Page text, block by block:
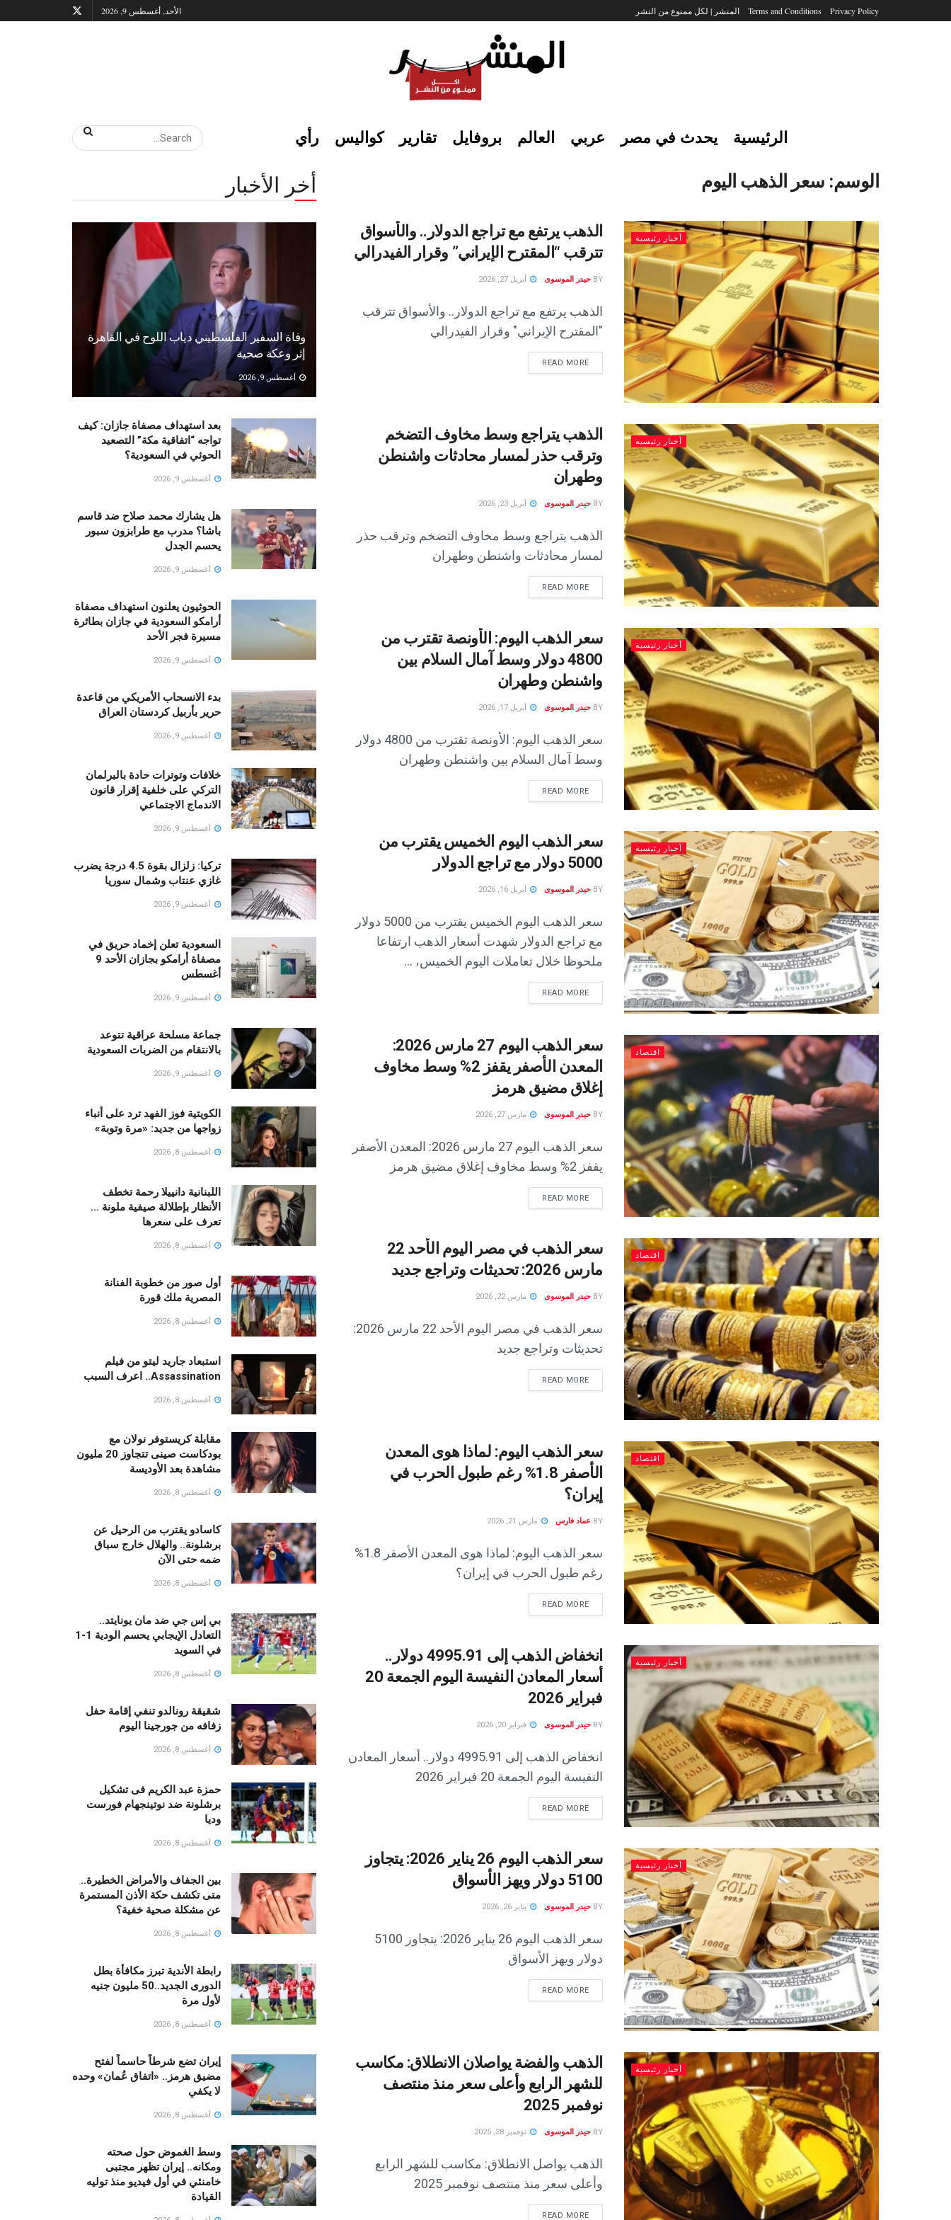
Privacy Policy
Terms and Conditions المنشر | لكل ممنوع من النشر الأحد, أغسطس 9, 2026
الرئيسية يحدث في مصر عربي العالم بروفايل تقارير كواليس رأي
الوسم: سعر الذهب اليوم
أخبار رئيسية
الذهب يرتفع مع تراجع الدولار.. والأسواق
تترقب “المقترح الإيراني” وقرار الفيدرالي
BY حيدر الموسوى أبريل 27, 2026
الذهب يرتفع مع تراجع الدولار.. والأسواق تترقب
"المقترح الإيراني" وقرار الفيدرالي
READ MORE
أخبار رئيسية
الذهب يتراجع وسط مخاوف التضخم
وترقب حذر لمسار محادثات واشنطن
وطهران
BY حيدر الموسوى أبريل 23, 2026
الذهب يتراجع وسط مخاوف التضخم وترقب حذر
لمسار محادثات واشنطن وطهران
READ MORE
أخبار رئيسية
سعر الذهب اليوم: الأونصة تقترب من
4800 دولار وسط آمال السلام بين
واشنطن وطهران
BY حيدر الموسوى أبريل 17, 2026
سعر الذهب اليوم: الأونصة تقترب من 4800 دولار
وسط آمال السلام بين واشنطن وطهران
READ MORE
أخبار رئيسية
سعر الذهب اليوم الخميس يقترب من
5000 دولار مع تراجع الدولار
BY حيدر الموسوى أبريل 16, 2026
سعر الذهب اليوم الخميس يقترب من 5000 دولار
مع تراجع الدولار شهدت أسعار الذهب ارتفاعا
ملحوظا خلال تعاملات اليوم الخميس، ...
READ MORE
اقتصاد
سعر الذهب اليوم 27 مارس 2026:
المعدن الأصفر يقفز 2% وسط مخاوف
إغلاق مضيق هرمز
BY حيدر الموسوى مارس 27, 2026
سعر الذهب اليوم 27 مارس 2026: المعدن الأصفر
يقفز 2% وسط مخاوف إغلاق مضيق هرمز
READ MORE
اقتصاد
سعر الذهب في مصر اليوم الأحد 22
مارس 2026: تحديثات وتراجع جديد
BY حيدر الموسوى مارس 22, 2026
سعر الذهب في مصر اليوم الأحد 22 مارس 2026:
تحديثات وتراجع جديد
READ MORE
اقتصاد
سعر الذهب اليوم: لماذا هوى المعدن
الأصفر 1.8% رغم طبول الحرب في
إيران؟
BY عماد فارس مارس 21, 2026
سعر الذهب اليوم: لماذا هوى المعدن الأصفر 1.8%
رغم طبول الحرب في إيران؟
READ MORE
أخبار رئيسية
انخفاض الذهب إلى 4995.91 دولار..
أسعار المعادن النفيسة اليوم الجمعة 20
فبراير 2026
BY حيدر الموسوى فبراير 20, 2026
انخفاض الذهب إلى 4995.91 دولار.. أسعار المعادن
النفيسة اليوم الجمعة 20 فبراير 2026
READ MORE
أخبار رئيسية
سعر الذهب اليوم 26 يناير 2026: يتجاوز
5100 دولار ويهز الأسواق
BY حيدر الموسوى يناير 26, 2026
سعر الذهب اليوم 26 يناير 2026: يتجاوز 5100
دولار ويهز الأسواق
READ MORE
أخبار رئيسية
الذهب والفضة يواصلان الانطلاق: مكاسب
للشهر الرابع وأعلى سعر منذ منتصف
نوفمبر 2025
BY حيدر الموسوى نوفمبر 28, 2025
الذهب يواصل الانطلاق: مكاسب للشهر الرابع
وأعلى سعر منذ منتصف نوفمبر 2025
READ MORE
أخر الأخبار
وفاة السفير الفلسطيني دياب اللوح في القاهرة
إثر وعكة صحية
أغسطس 9, 2026
بعد استهداف مصفاة جازان: كيف
تواجه “اتفاقية مكة” التصعيد
الحوثي في السعودية؟
أغسطس 9, 2026
هل يشارك محمد صلاح ضد قاسم
باشا؟ مدرب مع طرابزون سبور
يحسم الجدل
أغسطس 9, 2026
الحوثيون يعلنون استهداف مصفاة
أرامكو السعودية في جازان بطائرة
مسيرة فجر الأحد
أغسطس 9, 2026
بدء الانسحاب الأمريكي من قاعدة
حرير بأربيل كردستان العراق
أغسطس 9, 2026
خلافات وتوترات حادة بالبرلمان
التركي على خلفية إقرار قانون
الاندماج الاجتماعي
أغسطس 9, 2026
تركيا: زلزال بقوة 4.5 درجة يضرب
غازي عنتاب وشمال سوريا
أغسطس 9, 2026
السعودية تعلن إخماد حريق في
مصفاة أرامكو بجازان الأحد 9
أغسطس
أغسطس 9, 2026
جماعة مسلحة عراقية تتوعد
بالانتقام من الضربات السعودية
أغسطس 9, 2026
الكويتية فوز الفهد ترد على أنباء
زواجها من جديد: «مرة وتوبة» ‏
أغسطس 8, 2026
اللبنانية دانييلا رحمة تخطف
الأنظار بإطلالة صيفية ملونة …
تعرف على سعرها
أغسطس 8, 2026
أول صور من خطوبة الفنانة
المصرية ملك قورة
أغسطس 8, 2026
استبعاد جاريد ليتو من فيلم
Assassination.. اعرف السبب
أغسطس 8, 2026
مقابلة كريستوفر نولان مع
بودكاست صينى تتجاوز 20 مليون
مشاهدة بعد الأوديسة
أغسطس 8, 2026
كاسادو يقترب من الرحيل عن
برشلونة.. والهلال خارج سباق
ضمه حتى الآن
أغسطس 8, 2026
بي إس جي ضد مان يونايتد..
التعادل الإيجابي يحسم الودية 1-1
في السويد
أغسطس 8, 2026
شقيقة رونالدو تنفي إقامة حفل
زفافه من جورجينا اليوم
أغسطس 8, 2026
حمزة عبد الكريم فى تشكيل
برشلونة ضد نوتينجهام فورست
وديا
أغسطس 8, 2026
بين الجفاف والأمراض الخطيرة..
متى تكشف حكة الأذن المستمرة
عن مشكلة صحية خفية؟
أغسطس 8, 2026
رابطة الأندية تبرز مكافأة بطل
الدورى الجديد..50 مليون جنيه
لأول مرة
أغسطس 8, 2026
إيران تضع شرطاً حاسماً لفتح
مضيق هرمز.. «اتفاق عُمان» وحده
لا يكفي
أغسطس 8, 2026
وسط الغموض حول صحته
ومكانه.. إيران تظهر مجتبى
خامنئي في أول فيديو منذ توليه
القيادة